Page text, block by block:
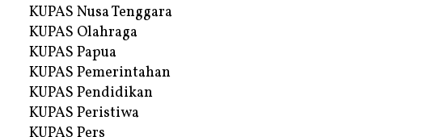
KUPAS Nusa Tenggara
KUPAS Olahraga
KUPAS Papua
KUPAS Pemerintahan
KUPAS Pendidikan
KUPAS Peristiwa